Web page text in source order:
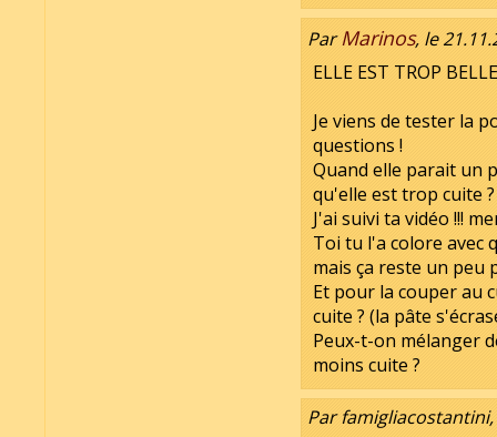
ParMarinos, le
ELLE EST TROP
Je viens de tester la
questions !
Quand elle parait un
qu'elle est trop cuite ?
J'ai suivi ta vidéo !!!
Toi tu l'a colore avec
mais ça reste un peu
Et pour la couper au
cuite ? (la pâte
Peux-t-on mélanger
moins cuite ?
Par famigliacostantini,